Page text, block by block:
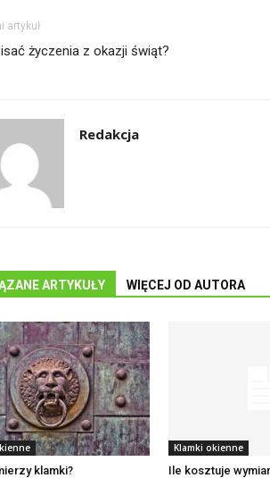
artykuł
życzenia z okazji świąt?
Redakcja
ARTYKUŁY WIĘCEJ OD AUTORA
klamki?
Klamki okienne
Ile kosztuje